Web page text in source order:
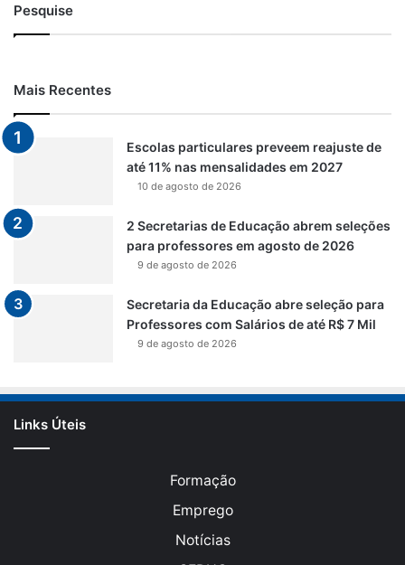
Pesquise
Mais Recentes
Escolas particulares preveem reajuste de
até 11% nas mensalidades em 2027
10 de agosto de 2026
2 Secretarias de Educação abrem seleções
para professores em agosto de 2026
9 de agosto de 2026
Secretaria da Educação abre seleção para
Professores com Salários de até R$ 7 Mil
9 de agosto de 2026
Links Úteis
Formação
Emprego
Notícias